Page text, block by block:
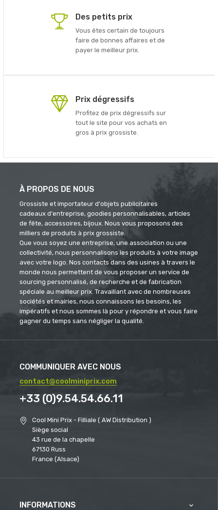
Des petits prix
Vous êtes certain de toujours
faire de bonnes affaires et de
payer le meilleur prix.
Prix dégressifs
Profitez de prix dégressifs sur
tout le site pour vos achats en
gros à prix grossiste.
À PROPOS DE NOUS
Grossiste et importateur d'objets publicitaires
cadeaux d'entreprise, goodies personnalisables, articles
de fête, accessoires, bijoux. Nous vous proposons des
milliers de produits à prix grossiste.
Que vous soyez une entreprise, une association ou une
collectivité, nous personnalisons les produits à votre image
avec votre logo. Nos contacts dans des usines à travers le
monde nous permettent de vous proposer un service de
sourcing personnalisé, de recherche et de fabrication
spéciale au meilleur prix. Travaillant avec de nombreuses
sociétés et mairies, nous connaissons les besoins, les
impératifs et nous sommes là pour y répondre et vous faire
gagner du temps sans négliger la qualité.
COMMUNIQUER AVEC NOUS
contact@coolminiprix.com
+33 (0)9.54.54.66.11
Cool Mini Prix - Filliale ( AW Distribution )
Siège social
43 rue de la chapelle
67130 Russ
France (Alsace)
INFORMATIONS 